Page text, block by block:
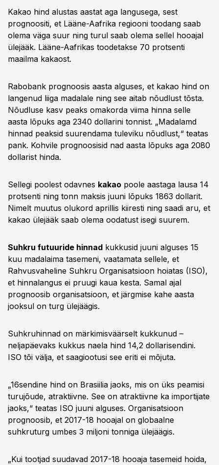
Kakao hind alustas aastat aga langusega, sest
prognoositi, et Lääne-Aafrika regiooni toodang saab
olema väga suur ning turul saab olema sellel hooajal
ülejääk. Lääne-Aafrikas toodetakse 70 protsenti
maailma kakaost.
Rabobank prognoosis aasta alguses, et kakao hind on
langenud liiga madalale ning see aitab nõudlust tõsta.
Nõudluse kasv peaks omakorda viima hinna selle
aasta lõpuks aga 2340 dollarini tonnist. „Madalamd
hinnad peaksid suurendama tuleviku nõudlust,“ teatas
pank. Kohvile prognoosisid nad aasta lõpuks aga 2080
dollarist hinda.
Sellegi poolest odavnes kakao poole aastaga lausa 14
protsenti ning tonn maksis juuni lõpuks 1863 dollarit.
Nimelt muutus olukord aprillis kiiresti ning saadi aru, et
kakao ülejääk saab olema oodatust isegi suurem.
Suhkru futuuride hinnad kukkusid juuni alguses 15
kuu madalaima tasemeni, vaatamata sellele, et
Rahvusvaheline Suhkru Organisatsioon hoiatas (ISO),
et hinnalangus ei pruugi kaua kesta. Samal ajal
prognoosib organisatsioon, et järgmise kahe aasta
jooksul on turg ülejäägis.
Suhkruhinnad on märkimisväärselt kukkunud –
neljapäevaks kukkus naela hind 14,2 dollarisendini.
ISO tõi välja, et saagiootusi see eriti ei mõjuta.
„16sendine hind on Brasiilia jaoks, mis on üks peamisi
turujõude, atraktiivne. See on atraktiivne ka importijate
jaoks,“ teatas ISO juuni alguses. Organisatsioon
prognoosib, et 2017-18 hooajal on globaalne
suhkruturg umbes 3 miljoni tonniga ülejäägis.
„Kui tootjad suudavad 2017-18 hooaja tasemeid hoida,